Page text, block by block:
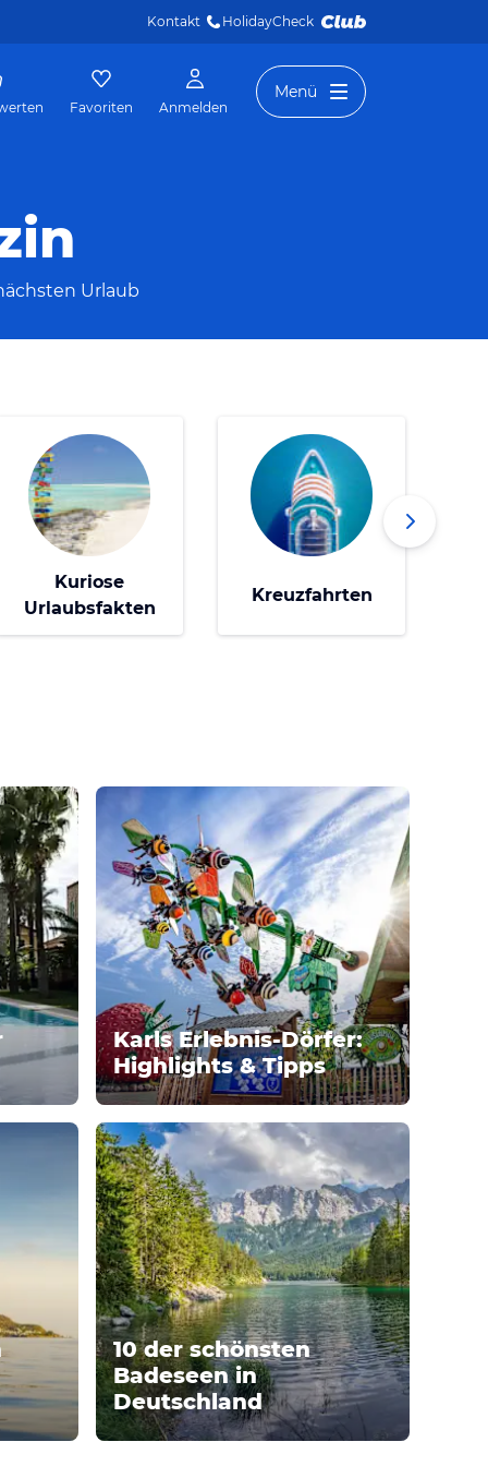
Kontakt HolidayCheck
Favoriten Anmelden
Menü
Urlaub
Kuriose
Urlaubsfakten
Kreuzfahrten
Karls Erlebnis-Dörfer:
Highlights & Tipps
10 der schönsten
Badeseen in
Deutschland